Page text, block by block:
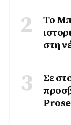
Το
στη
Σε